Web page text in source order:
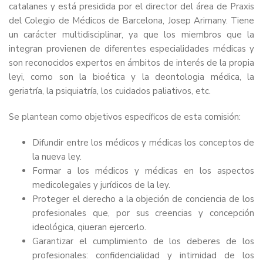
catalanes y está presidida por el director del área de Praxis
del Colegio de Médicos de Barcelona, Josep Arimany. Tiene
un carácter multidisciplinar, ya que los miembros que la
integran provienen de diferentes especialidades médicas y
son reconocidos expertos en ámbitos de interés de la propia
leyi, como son la bioética y la deontologia médica, la
geriatría, la psiquiatría, los cuidados paliativos, etc.
Se plantean como objetivos específicos de esta comisión:
Difundir entre los médicos y médicas los conceptos de
la nueva ley.
Formar a los médicos y médicas en los aspectos
medicolegales y jurídicos de la ley.
Proteger el derecho a la objeción de conciencia de los
profesionales que, por sus creencias y concepción
ideológica, qiueran ejercerlo.
Garantizar el cumplimiento de los deberes de los
profesionales: confidencialidad y intimidad de los